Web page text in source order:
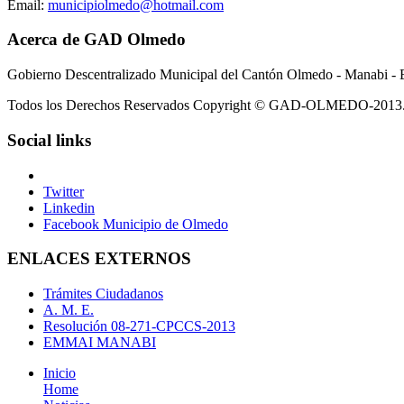
Email: municipiolmedo@hotmail.com
Acerca de GAD Olmedo
Gobierno Descentralizado Municipal del Cantón Olmedo - Manabi -
Todos los Derechos Reservados Copyright © GAD-OLMEDO-2013.
Social links
Twitter
Linkedin
Facebook Municipio de Olmedo
ENLACES EXTERNOS
Trámites Ciudadanos
A. M. E.
Resolución 08-271-CPCCS-2013
EMMAI MANABI
Inicio
Home